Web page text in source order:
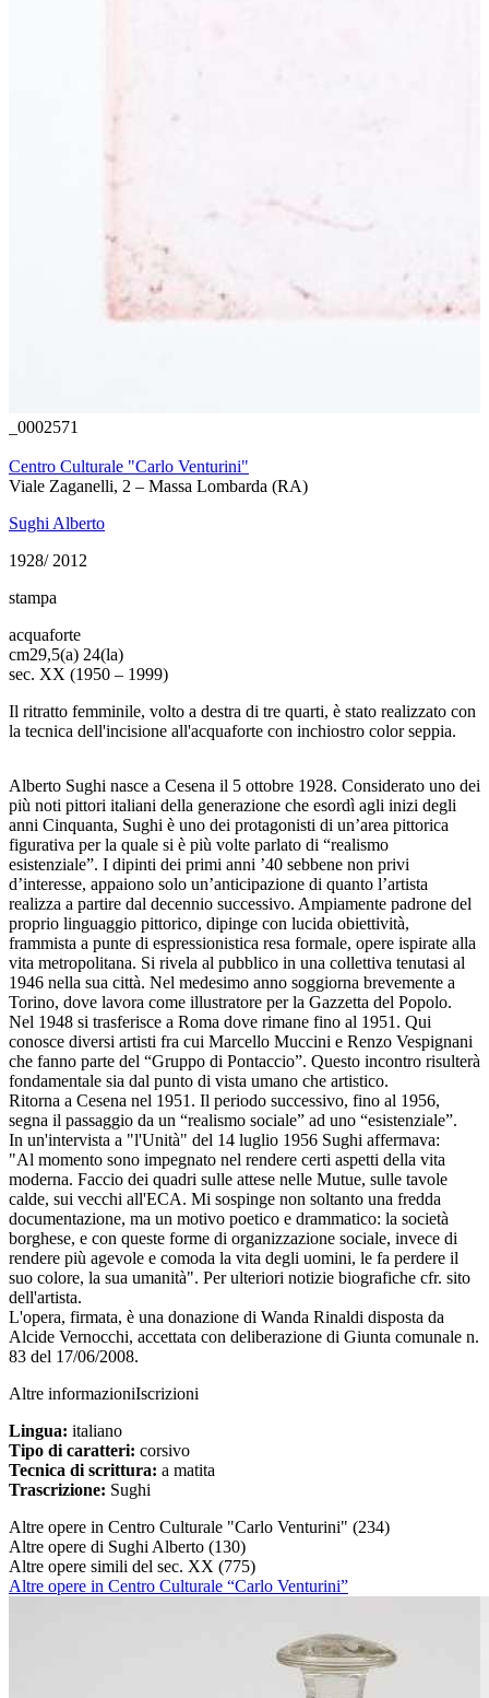
_0002571
Centro Culturale "Carlo Venturini"
Viale Zaganelli, 2 – Massa Lombarda (RA)
Sughi Alberto
1928/ 2012
stampa
acquaforte
cm29,5(a) 24(la)
sec. XX (1950 – 1999)
Il ritratto femminile, volto a destra di tre quarti, è stato realizzato con
la tecnica dell'incisione all'acquaforte con inchiostro color seppia.
Alberto Sughi nasce a Cesena il 5 ottobre 1928. Considerato uno dei
più noti pittori italiani della generazione che esordì agli inizi degli
anni Cinquanta, Sughi è uno dei protagonisti di un’area pittorica
figurativa per la quale si è più volte parlato di “realismo
esistenziale”. I dipinti dei primi anni ’40 sebbene non privi
d’interesse, appaiono solo un’anticipazione di quanto l’artista
realizza a partire dal decennio successivo. Ampiamente padrone del
proprio linguaggio pittorico, dipinge con lucida obiettività,
frammista a punte di espressionistica resa formale, opere ispirate alla
vita metropolitana. Si rivela al pubblico in una collettiva tenutasi al
1946 nella sua città. Nel medesimo anno soggiorna brevemente a
Torino, dove lavora come illustratore per la Gazzetta del Popolo.
Nel 1948 si trasferisce a Roma dove rimane fino al 1951. Qui
conosce diversi artisti fra cui Marcello Muccini e Renzo Vespignani
che fanno parte del “Gruppo di Pontaccio”. Questo incontro risulterà
fondamentale sia dal punto di vista umano che artistico.
Ritorna a Cesena nel 1951. Il periodo successivo, fino al 1956,
segna il passaggio da un “realismo sociale” ad uno “esistenziale”.
In un'intervista a "l'Unità" del 14 luglio 1956 Sughi affermava:
"Al momento sono impegnato nel rendere certi aspetti della vita
moderna. Faccio dei quadri sulle attese nelle Mutue, sulle tavole
calde, sui vecchi all'ECA. Mi sospinge non soltanto una fredda
documentazione, ma un motivo poetico e drammatico: la società
borghese, e con queste forme di organizzazione sociale, invece di
rendere più agevole e comoda la vita degli uomini, le fa perdere il
suo colore, la sua umanità". Per ulteriori notizie biografiche cfr. sito
dell'artista.
L'opera, firmata, è una donazione di Wanda Rinaldi disposta da
Alcide Vernocchi, accettata con deliberazione di Giunta comunale n.
83 del 17/06/2008.
Altre informazioniIscrizioni
Lingua: italiano
Tipo di caratteri: corsivo
Tecnica di scrittura: a matita
Trascrizione: Sughi
Altre opere in Centro Culturale "Carlo Venturini" (234)
Altre opere di Sughi Alberto (130)
Altre opere simili del sec. XX (775)
Altre opere in Centro Culturale “Carlo Venturini”